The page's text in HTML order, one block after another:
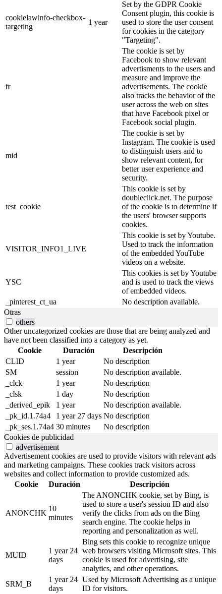
cookielawinfo-checkbox-
targeting
1 year
Set by the GDPR Cookie
Consent plugin, this cookie is
used to store the user consent
for cookies in the category
"Targeting".
fr
The cookie is set by
Facebook to show relevant
advertisments to the users and
measure and improve the
advertisements. The cookie
also tracks the behavior of the
user across the web on sites
that have Facebook pixel or
Facebook social plugin.
mid
The cookie is set by
Instagram. The cookie is used
to distinguish users and to
show relevant content, for
better user experience and
security.
test_cookie
This cookie is set by
doubleclick.net. The purpose
of the cookie is to determine if
the users' browser supports
cookies.
VISITOR_INFO1_LIVE
This cookie is set by Youtube.
Used to track the information
of the embedded YouTube
videos on a website.
YSC
This cookies is set by Youtube
and is used to track the views
of embedded videos.
_pinterest_ct_ua
No description available.
Otras
others
Other uncategorized cookies are those that are being analyzed and
have not been classified into a category as yet.
Cookie
Duración
Descripción
CLID
1 year
No description
SM
session
No description available.
_clck
1 year
No description
_clsk
1 day
No description
_derived_epik
1 year
No description available.
_pk_id.1.74a4
1 year 27 days No description
_pk_ses.1.74a4 30 minutes
No description
Cookies de publicidad
advertisement
Advertisement cookies are used to provide visitors with relevant ads
and marketing campaigns. These cookies track visitors across
websites and collect information to provide customized ads.
Cookie
Duración Descripción
ANONCHK
10
minutes
The ANONCHK cookie, set by Bing, is
used to store a user's session ID and also
verify the clicks from ads on the Bing
search engine. The cookie helps in
reporting and personalization as well.
MUID
1 year 24
days
Bing sets this cookie to recognize unique
web browsers visiting Microsoft sites. This
cookie is used for advertising, site
analytics, and other operations.
SRM_B
1 year 24
days
Used by Microsoft Advertising as a unique
ID for visitors.